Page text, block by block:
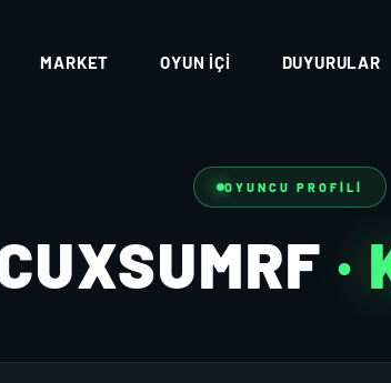
MARKET OYUN İÇI DUYURULAR
OYUNCU PROFILI
·